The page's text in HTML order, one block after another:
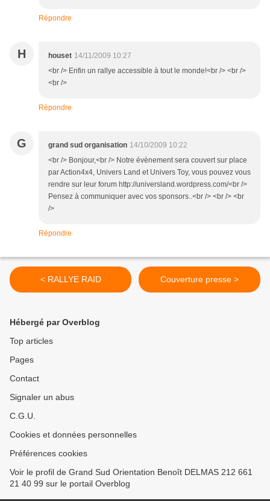
Répondre
H houset 14/11/2009 10:27
<br /> Enfin un rallye accessible à tout le monde!<br /> <br />
<br />
Répondre
G grand sud organisation 14/10/2009 10:22
<br /> Bonjour,<br /> Notre évènement sera couvert sur place
par Action4x4, Univers Land et Univers Toy, vous pouvez vous
rendre sur leur forum http://universland.wordpress.com/<br />
Pensez à communiquer avec vos sponsors..<br /> <br /> <br
/>
Répondre
< RALLYE RAID Couverture presse >
Hébergé par Overblog
Top articles
Pages
Contact
Signaler un abus
C.G.U.
Cookies et données personnelles
Préférences cookies
Voir le profil de Grand Sud Orientation Benoît DELMAS 212 661
21 40 99 sur le portail Overblog